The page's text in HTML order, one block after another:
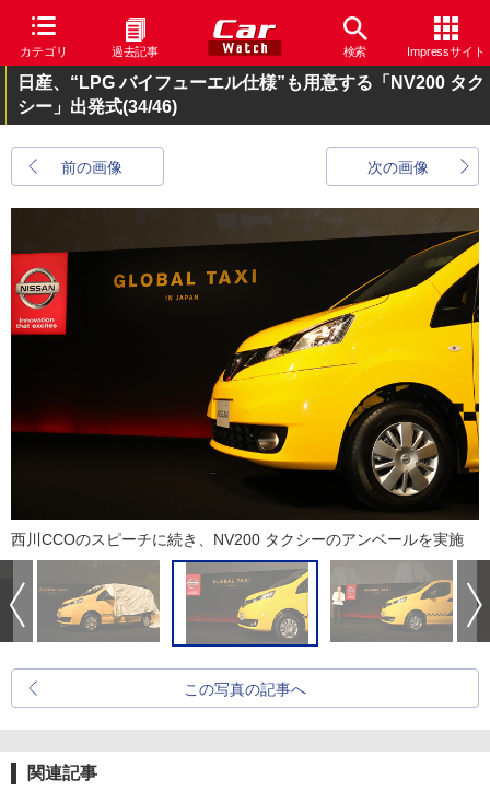
カテゴリ 過去記事 検索 Impressサイト
日産、“LPG バイフューエル仕様”も用意する「NV200 タク
シー」出発式(34/46)
前の画像 次の画像
西川CCOのスピーチに続き、NV200 タクシーのアンベールを実施
この写真の記事へ
関連記事